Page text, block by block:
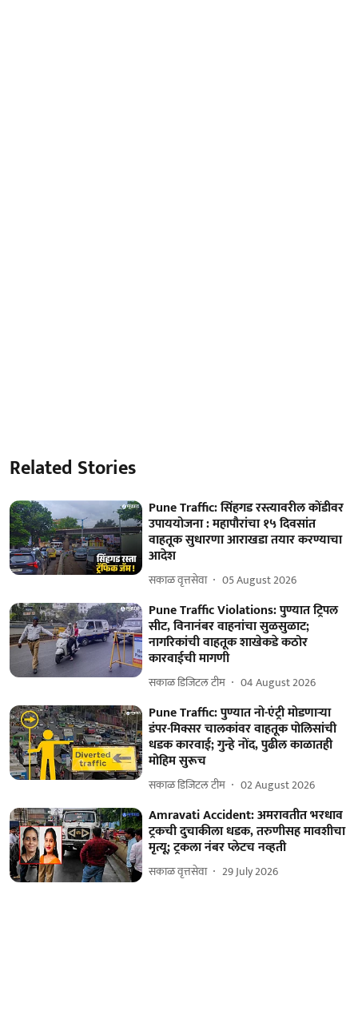
Related Stories
Pune Traffic: सिंहगड रस्त्यावरील कोंडीवर
उपाययोजना : महापौरांचा १५ दिवसांत
वाहतूक सुधारणा आराखडा तयार करण्याचा
आदेश
सकाळ वृत्तसेवा 05 August 2026
Pune Traffic Violations: पुण्यात ट्रिपल
सीट, विनानंबर वाहनांचा सुळसुळाट;
नागरिकांची वाहतूक शाखेकडे कठोर
कारवाईची मागणी
सकाळ डिजिटल टीम 04 August 2026
Pune Traffic: पुण्यात नो-एंट्री मोडणाऱ्या
डंपर-मिक्सर चालकांवर वाहतूक पोलिसांची
धडक कारवाई; गुन्हे नोंद, पुढील काळातही
मोहिम सुरूच
सकाळ डिजिटल टीम 02 August 2026
Amravati Accident: अमरावतीत भरधाव
ट्रकची दुचाकीला धडक, तरुणीसह मावशीचा
मृत्यू; ट्रकला नंबर प्लेटच नव्हती
सकाळ वृत्तसेवा 29 July 2026